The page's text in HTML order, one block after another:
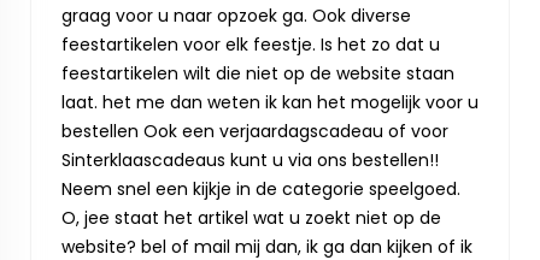
graag voor u naar opzoek ga. Ook diverse
feestartikelen voor elk feestje. Is het zo dat u
feestartikelen wilt die niet op de website staan
laat. het me dan weten ik kan het mogelijk voor u
bestellen Ook een verjaardagscadeau of voor
Sinterklaascadeaus kunt u via ons bestellen!!
Neem snel een kijkje in de categorie speelgoed.
O, jee staat het artikel wat u zoekt niet op de
website? bel of mail mij dan, ik ga dan kijken of ik